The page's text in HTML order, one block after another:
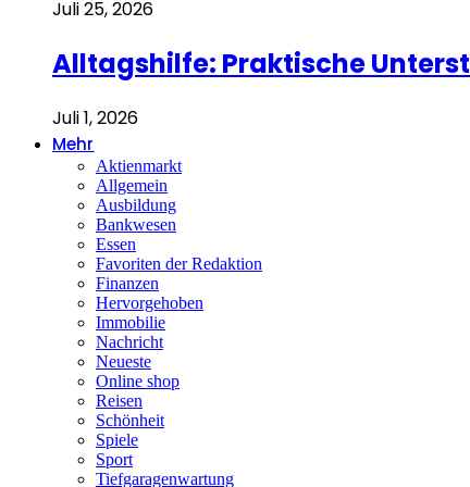
Juli 25, 2026
Alltagshilfe: Praktische
Juli 1, 2026
Mehr
Aktienmarkt
Allgemein
Ausbildung
Bankwesen
Essen
Favoriten der Redaktion
Finanzen
Hervorgehoben
Immobilie
Nachricht
Neueste
Online shop
Reisen
Schönheit
Spiele
Sport
Tiefgaragenwartung